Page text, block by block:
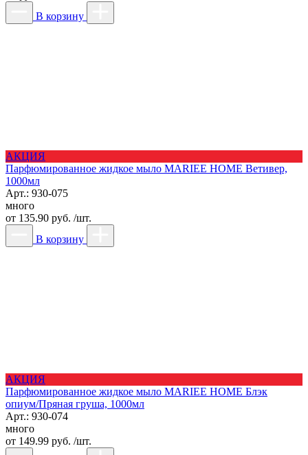
В корзину
АКЦИЯ
Парфюмированное жидкое мыло MARIEE HOME Ветивер,
1000мл
Арт.: 930-075
много
от 135.90 руб. /шт.
В корзину
АКЦИЯ
Парфюмированное жидкое мыло MARIEE HOME Блэк
опиум/Пряная груша, 1000мл
Арт.: 930-074
много
от 149.99 руб. /шт.